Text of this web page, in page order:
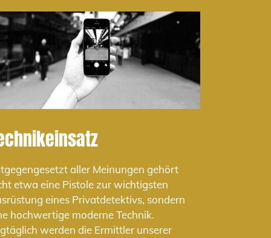
aller Meinungen gehört
etwa eine Pistole zur wichtigsten
eines Privatdetektivs, sondern
hochwertige moderne Technik.
werden die Ermittler unserer